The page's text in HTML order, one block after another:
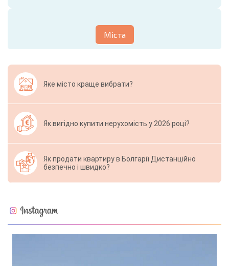
Міста
Яке місто краще вибрати?
Як вигідно купити нерухомість у 2026 році?
Як продати квартиру в Болгарії Дистанційно
безпечно і швидко?